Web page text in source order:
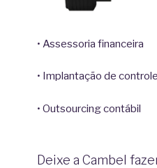
• Assessoria financeira
• Implantação de
• Outsourcing contábil
Deixe a Cambel